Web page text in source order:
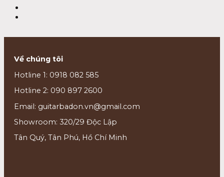
Về chúng tôi
Hotline 1: 0918 082 585
Hotline 2: 090 897 2600
Email: guitarbadon.vn@gmail.com
Showroom: 320/29 Độc Lập
Tân Quý, Tân Phú, Hồ Chí Minh